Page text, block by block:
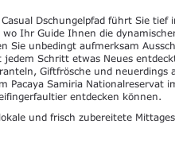
Dschungelpfad führt Sie tief
Ihr Guide Ihnen die
Sie unbedingt aufmerksam
Schritt etwas Neues
Giftfrösche und neuerdings
Pacaya Samiria Nationalreservat
entdecken können.
und frisch zubereitete